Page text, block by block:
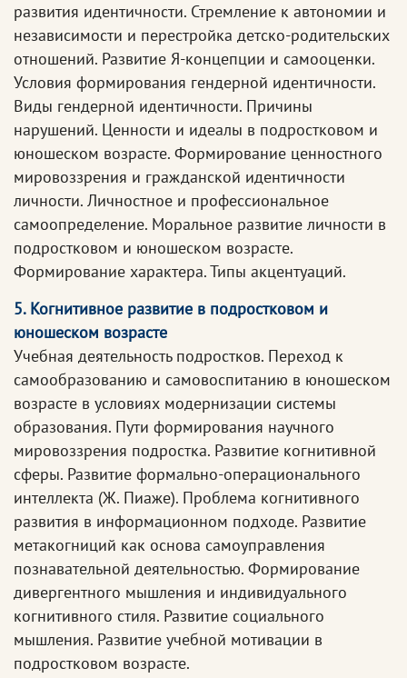
развития идентичности. Стремление к автономии и
независимости и перестройка детско-родительских
отношений. Развитие Я-концепции и самооценки.
Условия формирования гендерной идентичности.
Виды гендерной идентичности. Причины
нарушений. Ценности и идеалы в подростковом и
юношеском возрасте. Формирование ценностного
мировоззрения и гражданской идентичности
личности. Личностное и профессиональное
самоопределение. Моральное развитие личности в
подростковом и юношеском возрасте.
Формирование характера. Типы акцентуаций.
5. Когнитивное развитие в подростковом и
юношеском возрасте
Учебная деятельность подростков. Переход к
самообразованию и самовоспитанию в юношеском
возрасте в условиях модернизации системы
образования. Пути формирования научного
мировоззрения подростка. Развитие когнитивной
сферы. Развитие формально-операционального
интеллекта (Ж. Пиаже). Проблема когнитивного
развития в информационном подходе. Развитие
метакогниций как основа самоуправления
познавательной деятельностью. Формирование
дивергентного мышления и индивидуального
когнитивного стиля. Развитие социального
мышления. Развитие учебной мотивации в
подростковом возрасте.